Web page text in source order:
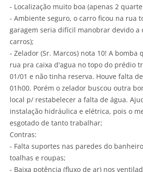
- Localização muito boa (apenas 2
- Ambiente seguro, o carro ficou na rua
garagem seria difícil manobrar devido a
carros);
- Zelador (Sr. Marcos) nota 10! A bomba
rua pra caixa d'agua no topo do prédio
01/01 e não tinha reserva. Houve falta
01h00. Porém o zelador buscou outra
local p/ restabelecer a falta de água.
instalação hidráulica e elétrica, pois o
esgotado de tanto trabalhar;
Contras:
- Falta suportes nas paredes do
toalhas e roupas;
- Baixa potência (fluxo de ar) nos